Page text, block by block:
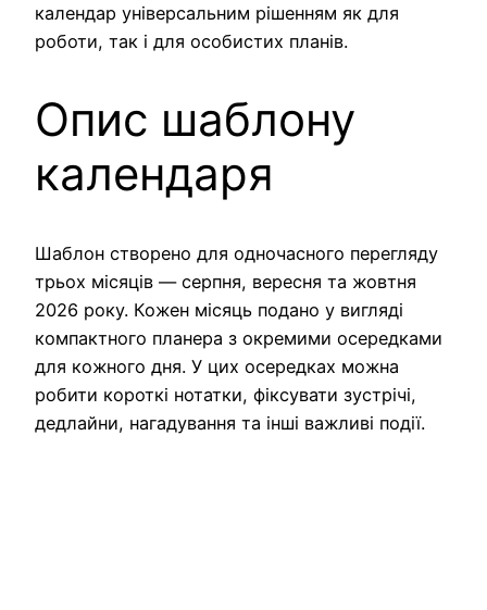
календар універсальним рішенням як для
роботи, так і для особистих планів.
Опис шаблону
календаря
Шаблон створено для одночасного перегляду
трьох місяців — серпня, вересня та жовтня
2026 року. Кожен місяць подано у вигляді
компактного планера з окремими осередками
для кожного дня. У цих осередках можна
робити короткі нотатки, фіксувати зустрічі,
дедлайни, нагадування та інші важливі події.